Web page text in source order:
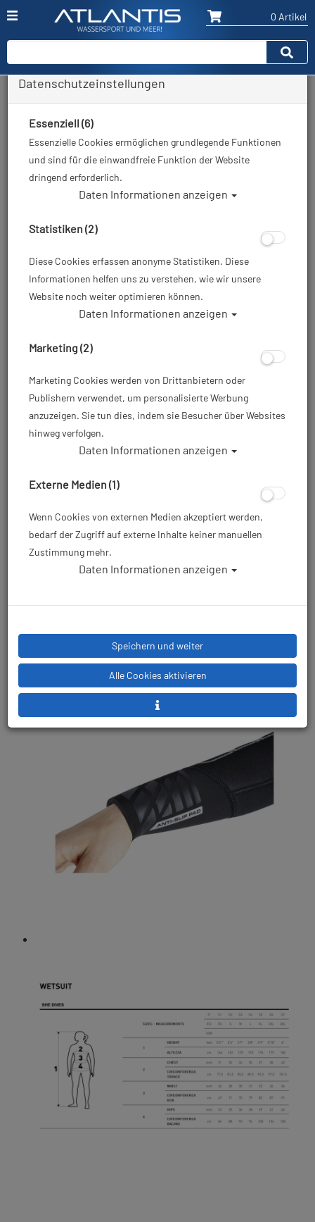
0 Artikel
Zurück
Datenschutzeinstellungen
Essenziell (6)
Essenzielle Cookies ermöglichen grundlegende Funktionen
und sind für die einwandfreie Funktion der Website
dringend erforderlich.
Daten Informationen anzeigen
Statistiken (2)
Diese Cookies erfassen anonyme Statistiken. Diese
Informationen helfen uns zu verstehen, wie wir unsere
Website noch weiter optimieren können.
Daten Informationen anzeigen
Marketing (2)
Marketing Cookies werden von Drittanbietern oder
Publishern verwendet, um personalisierte Werbung
anzuzeigen. Sie tun dies, indem sie Besucher über Websites
hinweg verfolgen.
Daten Informationen anzeigen
Externe Medien (1)
Wenn Cookies von externen Medien akzeptiert werden,
bedarf der Zugriff auf externe Inhalte keiner manuellen
Zustimmung mehr.
Daten Informationen anzeigen
Speichern und weiter
Alle Cookies aktivieren